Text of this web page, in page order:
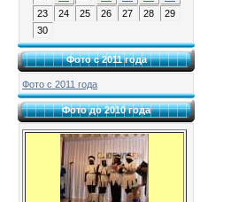
23
24 25 26 27 28
29
30
Фото с 2011 года
Фото с 2011 года
Фото до 2010 года